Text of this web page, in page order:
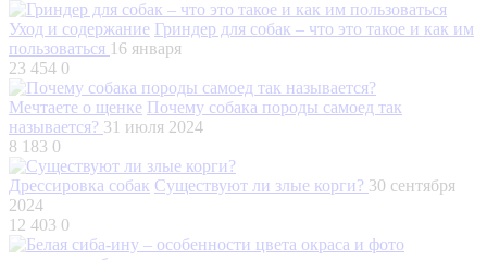
Уход и содержание Гриндер для собак – что это такое и как им
пользоваться 16 января
23 454 0
Мечтаете о щенке Почему собака породы самоед так
называется? 31 июля 2024
8 183 0
Дрессировка собак Существуют ли злые корги? 30 сентября
2024
12 403 0